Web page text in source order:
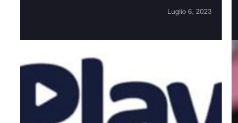
Luglio 6, 2023